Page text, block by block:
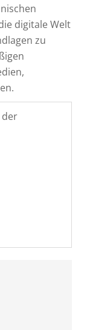
digitale Welt
zu
der